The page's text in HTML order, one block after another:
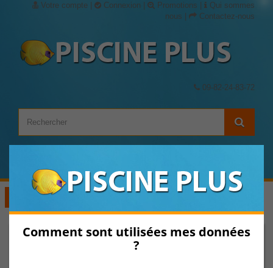
Votre compte Connexion Promotions
Qui sommes
nous
Contactez-nous
09-82-24-83-72
SKIMMER H.SOL + REFOUL. PM
Comment sont utilisées mes données
?